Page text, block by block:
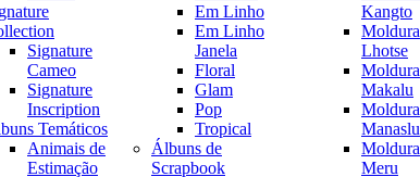
Signature
Cameo
Signature
Inscription
Temáticos
Animais de
Estimação
Em Linho
Em Linho
Janela
Floral
Glam
Pop
Tropical
Álbuns de
Scrapbook
Kangto
Moldura
Lhotse
Moldura
Makalu
Moldura
Manaslu
Moldura
Meru